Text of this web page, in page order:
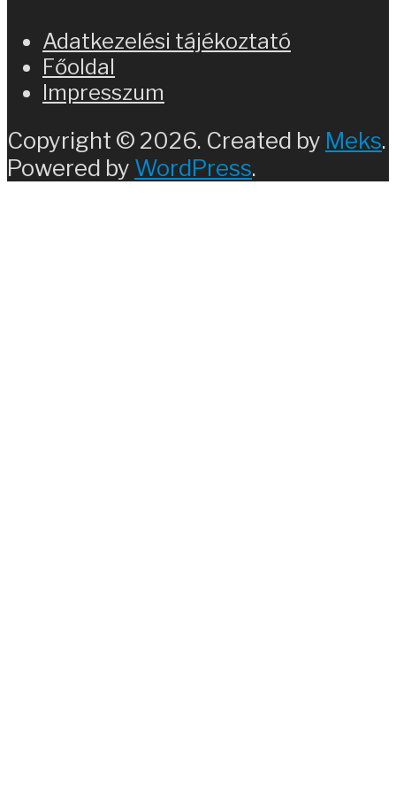
Adatkezelési tájékoztató
Főoldal
Impresszum
Copyright © 2026. Created by Meks.
Powered by WordPress.